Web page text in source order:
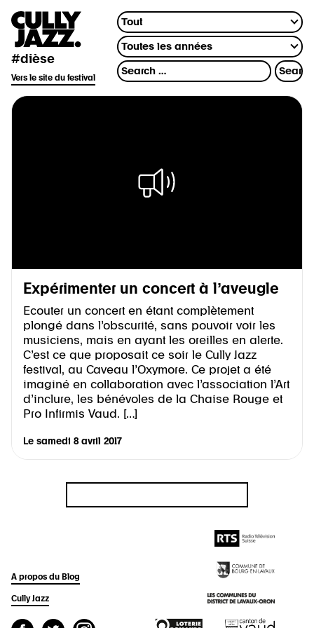
#dièse
Vers le site du festival
Expérimenter un concert à l’aveugle
Ecouter un concert en étant complètement
plongé dans l’obscurité, sans pouvoir voir les
musiciens, mais en ayant les oreilles en alerte.
C’est ce que proposait ce soir le Cully Jazz
festival, au Caveau l’Oxymore. Ce projet a été
imaginé en collaboration avec l’association l’Art
d’inclure, les bénévoles de la Chaise Rouge et
Pro Infirmis Vaud. […]
Le samedi 8 avril 2017
A propos du Blog
Cully Jazz